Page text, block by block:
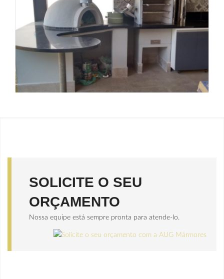
SOLICITE O SEU
ORÇAMENTO
Nossa equipe está sempre pronta para atende-lo.